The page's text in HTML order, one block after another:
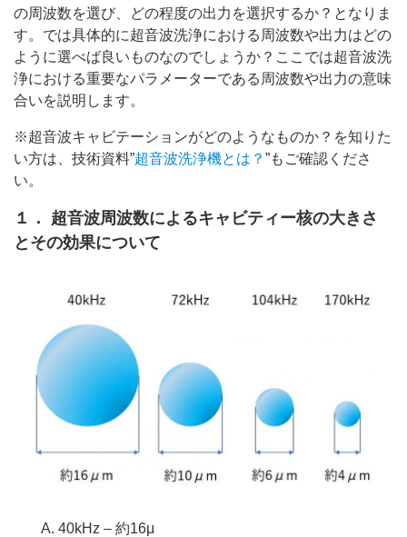
の周波数を選び、どの程度の出力を選択するか？となりま
す。では具体的に超音波洗浄における周波数や出力はどの
ように選べば良いものなのでしょうか？ここでは超音波洗
浄における重要なパラメーターである周波数や出力の意味
合いを説明します。
※超音波キャビテーションがどのようなものか？を知りた
い方は、技術資料”超音波洗浄機とは？ ”もご確認くださ
い。
１． 超音波周波数によるキャビティー核の大きさ
とその効果について
A. 40kHz – 約16μ